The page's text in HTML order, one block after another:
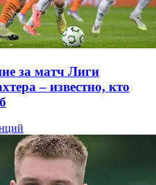
за матч Лиги
– известно, кто